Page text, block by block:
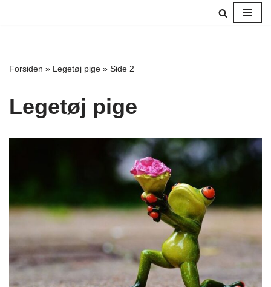
Forsiden » Legetøj pige » Side 2
Legetøj pige